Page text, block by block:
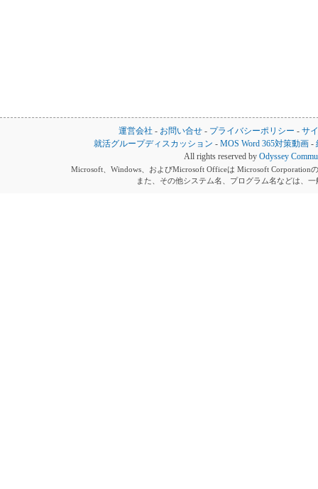
運営会社 - お問い合せ - プライバシーポリシー - サ
就活グループディスカッション -MOS Word 365対策動画 -
All rights reserved by Odyssey
Microsoft、Windows、およびMicrosoft Officeは Microsoft Corporation
また、その他システム名、プログラム名などは、